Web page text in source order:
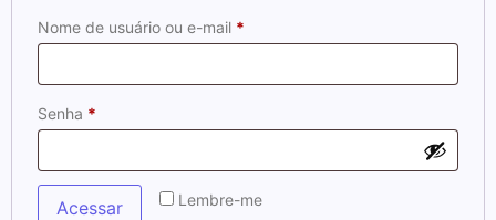
Nome de usuário ou e-mail *
Senha *
Lembre-me
Acessar